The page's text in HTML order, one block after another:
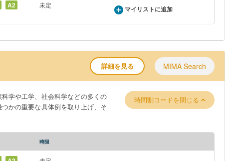
A2 未定 マイリストに追加
詳細を見る MIMA Search
学や工学、社会科学などの多くの
かの重要な具体例を取り上げ、そ
時間割コードを閉じる
時限